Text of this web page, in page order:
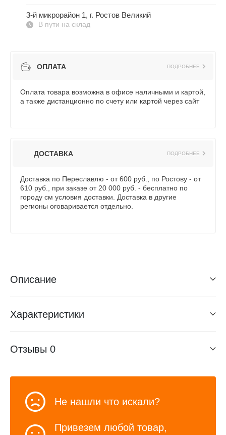
3-й микрорайон 1, г. Ростов Великий
В пути на склад
ОПЛАТА ПОДРОБНЕЕ
Оплата товара возможна в офисе наличными и картой,
а также дистанционно по счету или картой через сайт
ДОСТАВКА ПОДРОБНЕЕ
Доставка по Переславлю - от 600 руб., по Ростову - от
610 руб., при заказе от 20 000 руб. - бесплатно по
городу см условия доставки. Доставка в другие
регионы оговаривается отдельно.
Описание
Характеристики
Отзывы 0
Не нашли что искали?
Привезем любой товар,